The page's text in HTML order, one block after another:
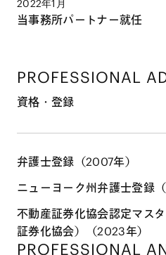
2022年1月
当事務所パートナー就任
PROFESSIONAL
資格・登録
弁護士登録（2007年）
ニューヨーク州弁護士登録（
不動産証券化協会認定マス
証券化協会）（2023年）
PROFESSIONAL